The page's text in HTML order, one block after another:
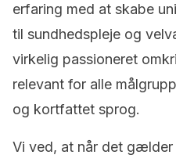
erfaring med at skabe
til sundhedspleje og
virkelig passioneret
relevant for alle
og kortfattet sprog.
Vi ved, at når det gælder